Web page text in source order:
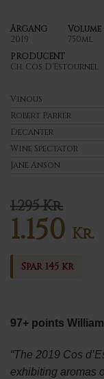
ÅRGANG
2019
Volume
750ml
PRODUCENT
Ch. Cos D'Estournel
Vinous
Robert Parker
Decanter
Wine Spectator
Jane Anson
1.295Kr.
Den
oprindelige
pris
var:
1.150 Kr.
Den
aktuelle
pris
1.150 Kr..
Spar 145 kr
97+ points
“The 2019 Cos
exhibiting aromas